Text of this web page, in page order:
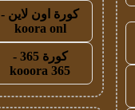
كورة اون لاين -
koora onl
كورة 365 -
kooora 365